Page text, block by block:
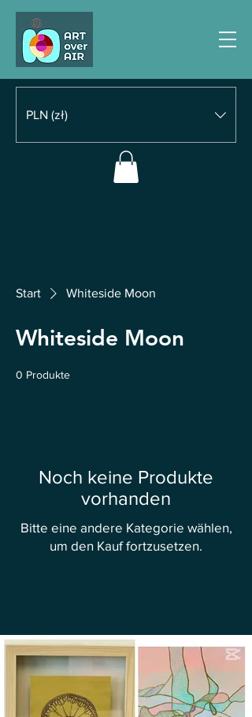
PLN (zł)
Start Whiteside Moon
Whiteside Moon
0 Produkte
Noch keine Produkte
vorhanden
Bitte eine andere Kategorie wählen,
um den Kauf fortzusetzen.